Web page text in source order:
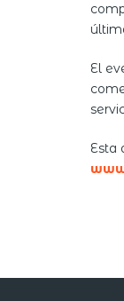
El
Esta